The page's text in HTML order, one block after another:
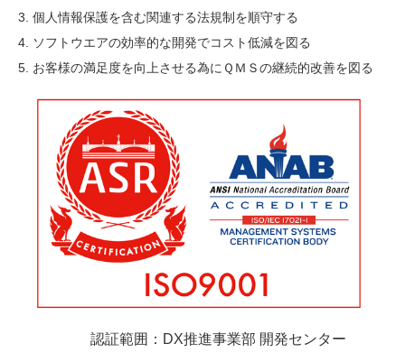
3. 個人情報保護を含む関連する法規制を順守する
4. ソフトウエアの効率的な開発でコスト低減を図る
5. お客様の満足度を向上させる為にＱＭＳの継続的改善を図る
認証範囲：DX推進事業部 開発センター